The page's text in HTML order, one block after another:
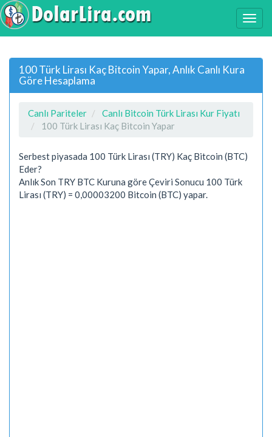
100 Türk Lirası Kaç Bitcoin Yapar, Anlık Canlı Kura
Göre Hesaplama
Canlı Pariteler
Canlı Bitcoin Türk Lirası Kur Fiyatı
100 Türk Lirası Kaç Bitcoin Yapar
Serbest piyasada 100 Türk Lirası (TRY) Kaç Bitcoin (BTC)
Eder?
Anlık Son TRY BTC Kuruna göre Çeviri Sonucu 100 Türk
Lirası (TRY) = 0,00003200 Bitcoin (BTC) yapar.